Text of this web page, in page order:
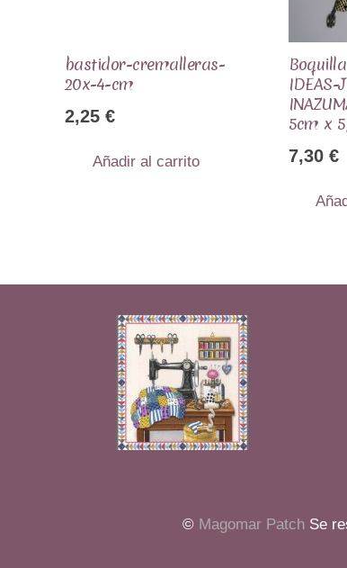
bastidor-cremalleras-
20x-4-cm
2,25 €
Añadir al carrito
IDEAS-
5cm x
7,30 €
© Magomar Patch Se